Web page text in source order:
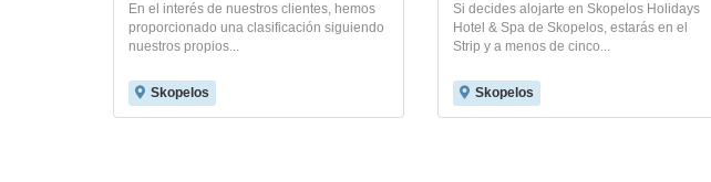
En el interés de nuestros clientes, hemos
proporcionado una clasificación siguiendo
nuestros propios...
Skopelos
Si decides alojarte en Skopelos Holidays
Hotel & Spa de Skopelos, estarás en el
Strip y a menos de cinco...
Skopelos